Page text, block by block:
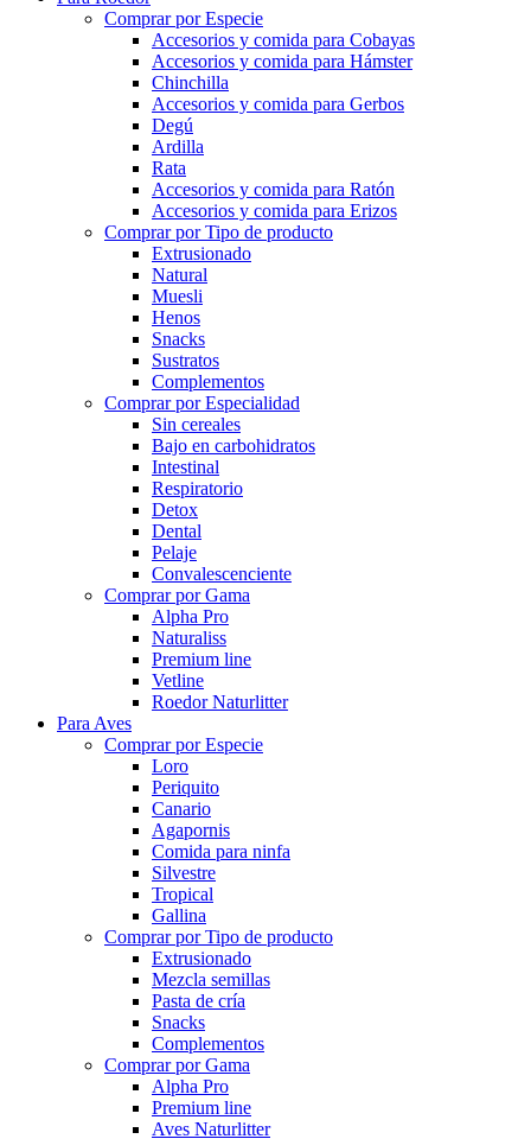
Comprar por Especie
Accesorios y comida para Cobayas
Accesorios y comida para Hámster
Chinchilla
Accesorios y comida para Gerbos
Degú
Ardilla
Rata
Accesorios y comida para Ratón
Accesorios y comida para Erizos
Comprar por Tipo de producto
Extrusionado
Natural
Muesli
Henos
Snacks
Sustratos
Complementos
Comprar por Especialidad
Sin cereales
Bajo en carbohidratos
Intestinal
Respiratorio
Detox
Dental
Pelaje
Convalescenciente
Comprar por Gama
Alpha Pro
Naturaliss
Premium line
Vetline
Roedor Naturlitter
Para Aves
Comprar por Especie
Loro
Periquito
Canario
Agapornis
Comida para ninfa
Silvestre
Tropical
Gallina
Comprar por Tipo de producto
Extrusionado
Mezcla semillas
Pasta de cría
Snacks
Complementos
Comprar por Gama
Alpha Pro
Premium line
Aves Naturlitter